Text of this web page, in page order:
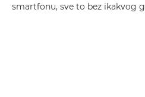
smartfonu, sve to bez ikakvog